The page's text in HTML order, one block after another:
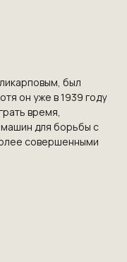
был
он уже в 1939 году
время,
для борьбы с
совершенными